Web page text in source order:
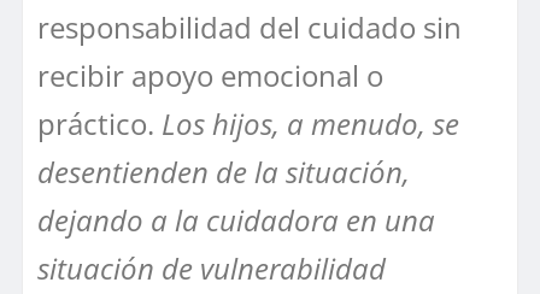
responsabilidad del cuidado sin
recibir apoyo emocional o
práctico. Los hijos, a menudo, se
desentienden de la situación,
dejando a la cuidadora en una
situación de vulnerabilidad